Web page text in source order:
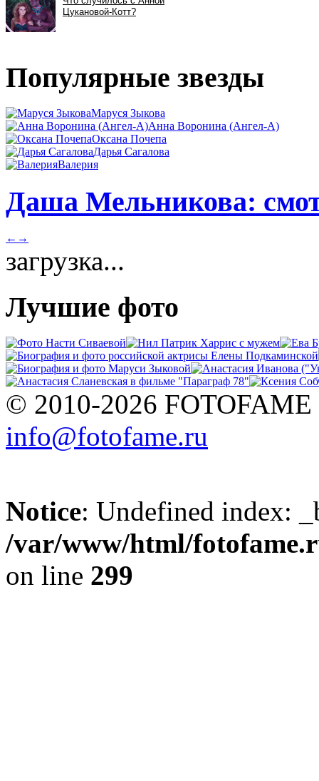
Популярные звезды
Маруся Зыкова
Анна Воронина (Ангел-А)
Оксана Почепа
Дарья Сагалова
Валерия
Даша Мельникова:
← →
загрузка...
Лучшие фото
© 2010-2026 FOTOFAME
info@fotofame.ru
Notice: Undefined index:
/var/www/html/
on line 299